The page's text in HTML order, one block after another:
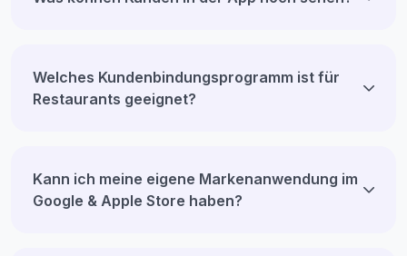
Welches Kundenbindungsprogramm ist für
Restaurants geeignet?
Kann ich meine eigene Markenanwendung im
Google & Apple Store haben?